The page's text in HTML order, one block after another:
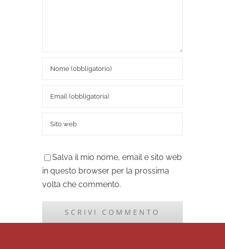
Salva il mio nome, email e sito web
in questo browser per la prossima
volta che commento.